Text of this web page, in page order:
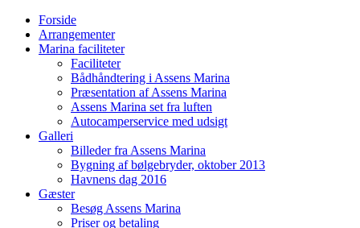
Forside
Arrangementer
Marina faciliteter
Faciliteter
Bådhåndtering i Assens Marina
Præsentation af Assens Marina
Assens Marina set fra luften
Autocamperservice med udsigt
Galleri
Billeder fra Assens Marina
Bygning af bølgebryder, oktober 2013
Havnens dag 2016
Gæster
Besøg Assens Marina
Priser og betaling